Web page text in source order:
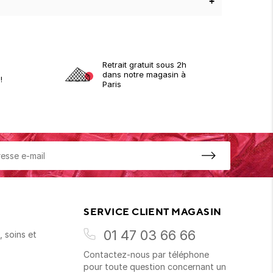
Retrait gratuit sous 2h
dans notre magasin à
Paris
soins et
SERVICE CLIENT MAGASIN
01 47 03 66 66
Contactez-nous par téléphone
pour toute question concernant un